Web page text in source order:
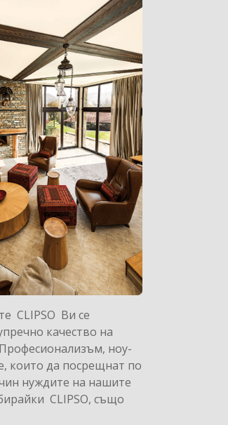
CLIPSO Ви се
качество на
ноу-
които да посрещнат по
нуждите на нашите
CLIPSO, също